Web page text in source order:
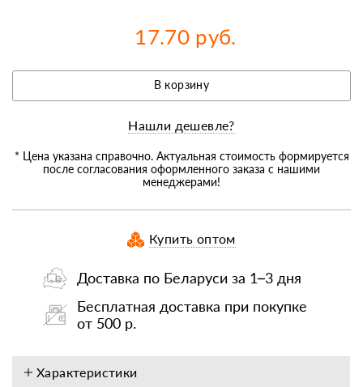
17.70 руб.
В корзину
Нашли дешевле?
* Цена указана справочно. Актуальная стоимость формируется
после согласования оформленного заказа с нашими
менеджерами!
Купить оптом
Доставка по Беларуси за 1–3 дня
Бесплатная доставка при покупке
от 500 р.
Характеристики